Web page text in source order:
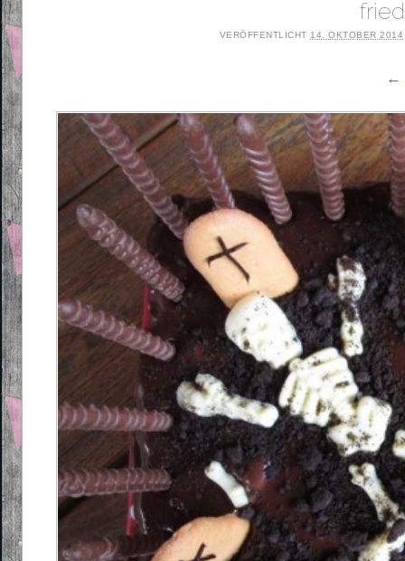
VERÖFFENTLICHT 14. OKTOBER 2014
←